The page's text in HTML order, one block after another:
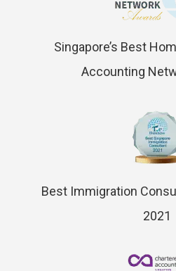
Singapore’s Best
Accounting
Best Immigration
2021